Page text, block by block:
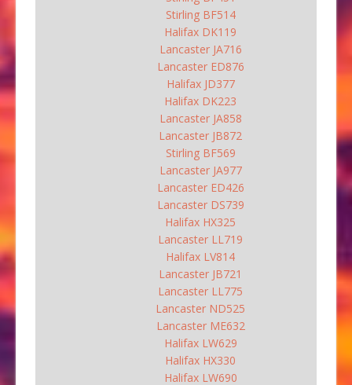
Stirling BF514
Halifax DK119
Lancaster JA716
Lancaster ED876
Halifax JD377
Halifax DK223
Lancaster JA858
Lancaster JB872
Stirling BF569
Lancaster JA977
Lancaster ED426
Lancaster DS739
Halifax HX325
Lancaster LL719
Halifax LV814
Lancaster JB721
Lancaster LL775
Lancaster ND525
Lancaster ME632
Halifax LW629
Halifax HX330
Halifax LW690